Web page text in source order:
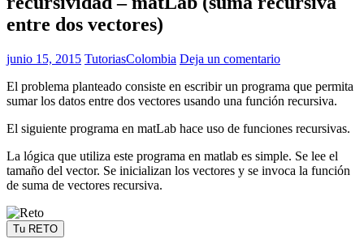
entre dos vectores)
junio 15, 2015 TutoriasColombia Deja un comentario
El problema planteado consiste en escribir un programa que permita
sumar los datos entre dos vectores usando una función recursiva.
El siguiente programa en matLab hace uso de funciones recursivas.
La lógica que utiliza este programa en matlab es simple. Se lee el
tamaño del vector. Se inicializan los vectores y se invoca la función
de suma de vectores recursiva.
Tu RETO